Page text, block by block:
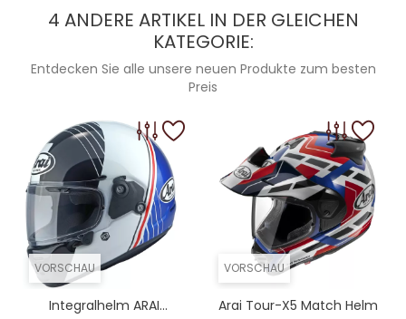
4 ANDERE ARTIKEL IN DER GLEICHEN
KATEGORIE:
Entdecken Sie alle unsere neuen Produkte zum besten
Preis
VORSCHAU
Integralhelm ARAI...
VORSCHAU
Arai Tour-X5 Match Helm